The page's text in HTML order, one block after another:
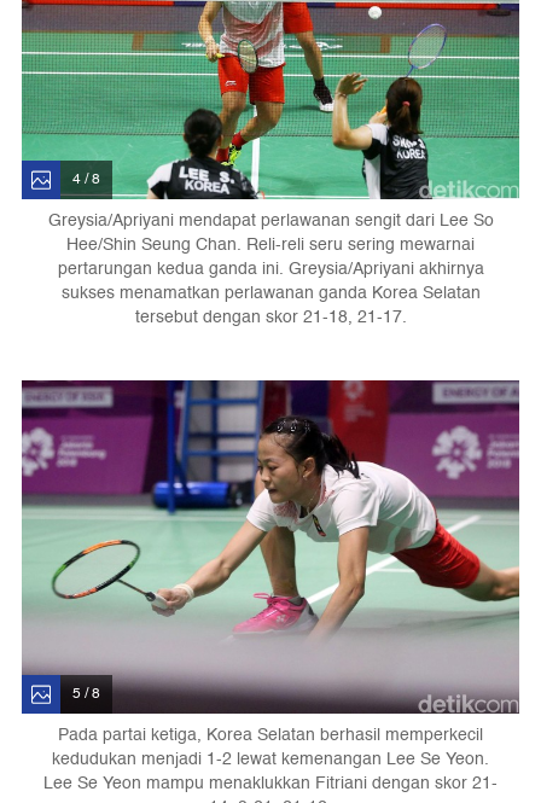
4 / 8
Greysia/Apriyani mendapat perlawanan sengit dari Lee So
Hee/Shin Seung Chan. Reli-reli seru sering mewarnai
pertarungan kedua ganda ini. Greysia/Apriyani akhirnya
sukses menamatkan perlawanan ganda Korea Selatan
tersebut dengan skor 21-18, 21-17.
5 / 8
Pada partai ketiga, Korea Selatan berhasil memperkecil
kedudukan menjadi 1-2 lewat kemenangan Lee Se Yeon.
Lee Se Yeon mampu menaklukkan Fitriani dengan skor 21-